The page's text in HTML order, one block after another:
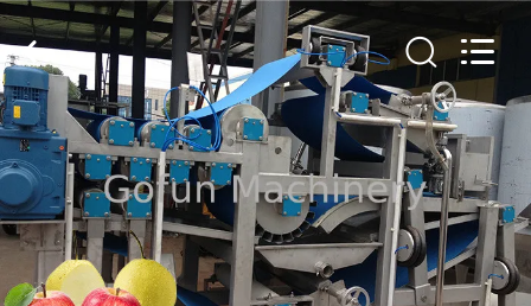
家
プ
ロ
2019
-
2026
Shanghai
Gofun
Machinery
Co.,
Ltd..
All
Rights
Reserved.